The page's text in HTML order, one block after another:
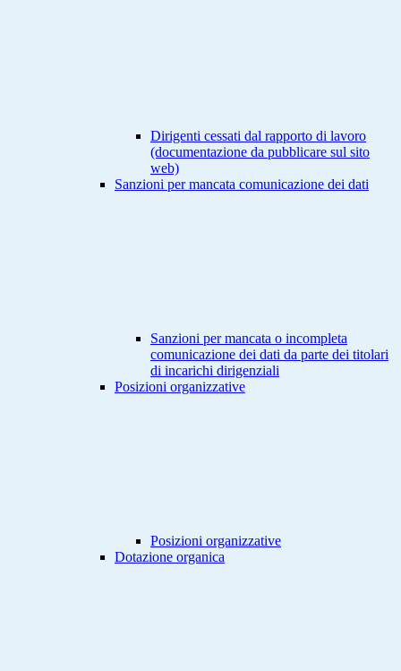
Dirigenti cessati dal rapporto di lavoro
(documentazione da pubblicare sul sito
web)
Sanzioni per mancata comunicazione dei dati
Sanzioni per mancata o incompleta
comunicazione dei dati da parte dei titolari
di incarichi dirigenziali
Posizioni organizzative
Posizioni organizzative
Dotazione organica